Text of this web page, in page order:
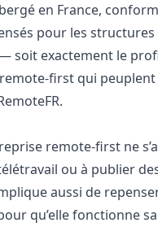
en France,
pour les structures
soit exactement le
first qui peuplent
.
remote-first ne
ou à publier
aussi de
qu’elle fonctionne